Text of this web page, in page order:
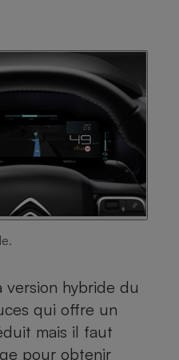
hybride du
qui offre un
mais il faut
pour obtenir